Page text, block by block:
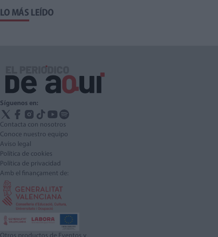
LO MÁS LEÍDO
Síguenos en:
Contacta con nosotros
Conoce nuestro equipo
Aviso legal
Política de cookies
Política de privacidad
Amb el finançament de: